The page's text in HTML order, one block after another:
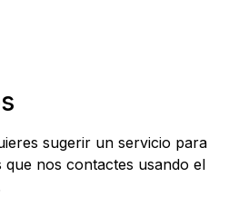
sugerir un servicio para
que nos contactes usando el